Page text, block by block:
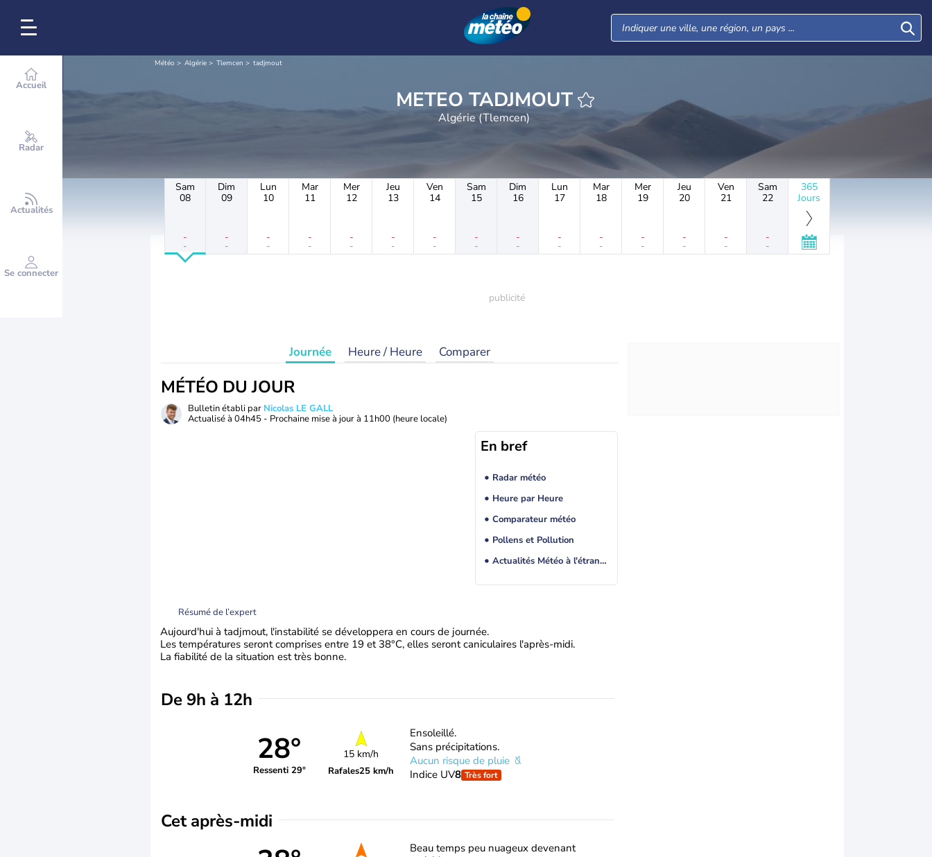
Accueil
Radar
Actualités
Se connecter
Météo Algérie Tlemcen tadjmout
METEO TADJMOUT
Algérie (Tlemcen)
Sam
08
-
-
Dim
09
-
-
Lun
10
-
-
Mar
11
-
-
Mer
12
-
-
Jeu
13
-
-
Ven
14
-
-
Sam
15
-
-
Dim
16
-
-
Lun
17
-
-
Mar
18
-
-
Mer
19
-
-
Jeu
20
-
-
Ven
21
-
-
Sam
22
-
-
365
Jours
Journée Heure / Heure Comparer
MÉTÉO DU JOUR
Bulletin établi par Nicolas LE GALL
Actualisé à 04h45 - Prochaine mise à jour à 11h00 (heure locale)
En bref
Radar météo
Heure par Heure
Comparateur météo
Pollens et Pollution
Actualités Météo à l'étranger
Résumé de l’expert
Aujourd'hui à tadjmout, l'instabilité se développera en cours de journée.
Les températures seront comprises entre 19 et 38°C, elles seront caniculaires l'après-midi.
La fiabilité de la situation est très bonne.
De 9h à 12h
28°
Ressenti 29°
15 km/h
Rafales25 km/h
Ensoleillé.
Sans précipitations.
Aucun risque de pluie
Indice UV8 Très fort
Cet après-midi
Beau temps peu nuageux devenant